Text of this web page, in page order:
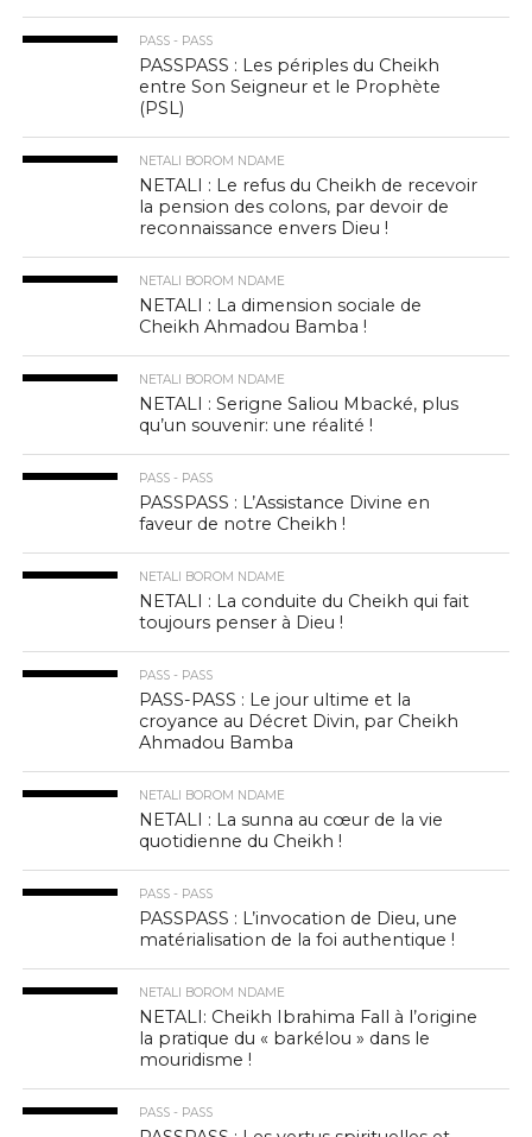
PASS - PASS
PASSPASS : Les périples du Cheikh
entre Son Seigneur et le Prophète
(PSL)
NETALI BOROM NDAME
NETALI : Le refus du Cheikh de recevoir
la pension des colons, par devoir de
reconnaissance envers Dieu !
NETALI BOROM NDAME
NETALI : La dimension sociale de
Cheikh Ahmadou Bamba !
NETALI BOROM NDAME
NETALI : Serigne Saliou Mbacké, plus
qu’un souvenir: une réalité !
PASS - PASS
PASSPASS : L’Assistance Divine en
faveur de notre Cheikh !
NETALI BOROM NDAME
NETALI : La conduite du Cheikh qui fait
toujours penser à Dieu !
PASS - PASS
PASS-PASS : Le jour ultime et la
croyance au Décret Divin, par Cheikh
Ahmadou Bamba
NETALI BOROM NDAME
NETALI : La sunna au cœur de la vie
quotidienne du Cheikh !
PASS - PASS
PASSPASS : L’invocation de Dieu, une
matérialisation de la foi authentique !
NETALI BOROM NDAME
NETALI: Cheikh Ibrahima Fall à l’origine
la pratique du « barkélou » dans le
mouridisme !
PASS - PASS